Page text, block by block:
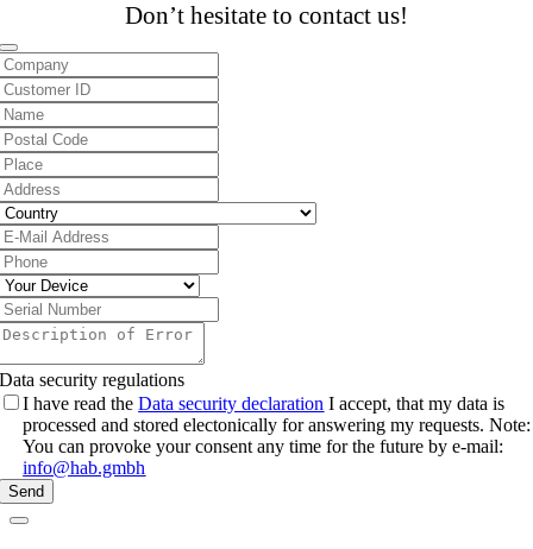
Don’t hesitate to contact us!
Business
Email*
Data security regulations
I have read theData security declaration I accept, that my data is
processed and stored electonically for answering my requests. Note:
You can provoke your consent any time for the future by e-mail:
info@hab.gmbh
Send